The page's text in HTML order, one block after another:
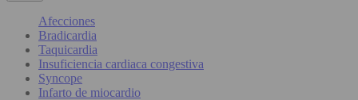
Afecciones
Bradicardia
Taquicardia
Insuficiencia cardiaca congestiva
Syncope
Infarto de miocardio